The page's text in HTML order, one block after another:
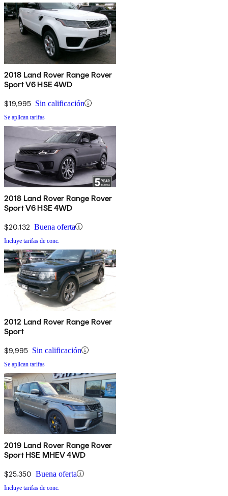
2018 Land Rover Range Rover
Sport V6 HSE 4WD
$19,995 Sin calificación
Se aplican tarifas
2018 Land Rover Range Rover
Sport V6 HSE 4WD
$20,132 Buena oferta
Incluye tarifas de conc.
2012 Land Rover Range Rover
Sport
$9,995 Sin calificación
Se aplican tarifas
2019 Land Rover Range Rover
Sport HSE MHEV 4WD
$25,350 Buena oferta
Incluye tarifas de conc.